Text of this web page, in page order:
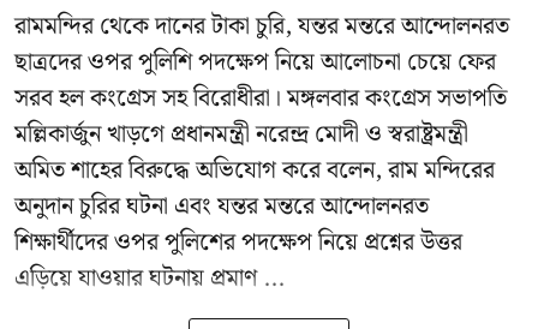
রামমন্দির থেকে দানের টাকা চুরি, যন্তর মন্তরে আন্দোলনরত
ছাত্রদের ওপর পুলিশি পদক্ষেপ নিয়ে আলোচনা চেয়ে ফের
সরব হল কংগ্রেস সহ বিরোধীরা। মঙ্গলবার কংগ্রেস সভাপতি
মল্লিকার্জুন খাড়গে প্রধানমন্ত্রী নরেন্দ্র মোদী ও স্বরাষ্ট্রমন্ত্রী
অমিত শাহের বিরুদ্ধে অভিযোগ করে বলেন, রাম মন্দিরের
অনুদান চুরির ঘটনা এবং যন্তর মন্তরে আন্দোলনরত
শিক্ষার্থীদের ওপর পুলিশের পদক্ষেপ নিয়ে প্রশ্নের উত্তর
এড়িয়ে যাওয়ার ঘটনায় প্রমাণ ...